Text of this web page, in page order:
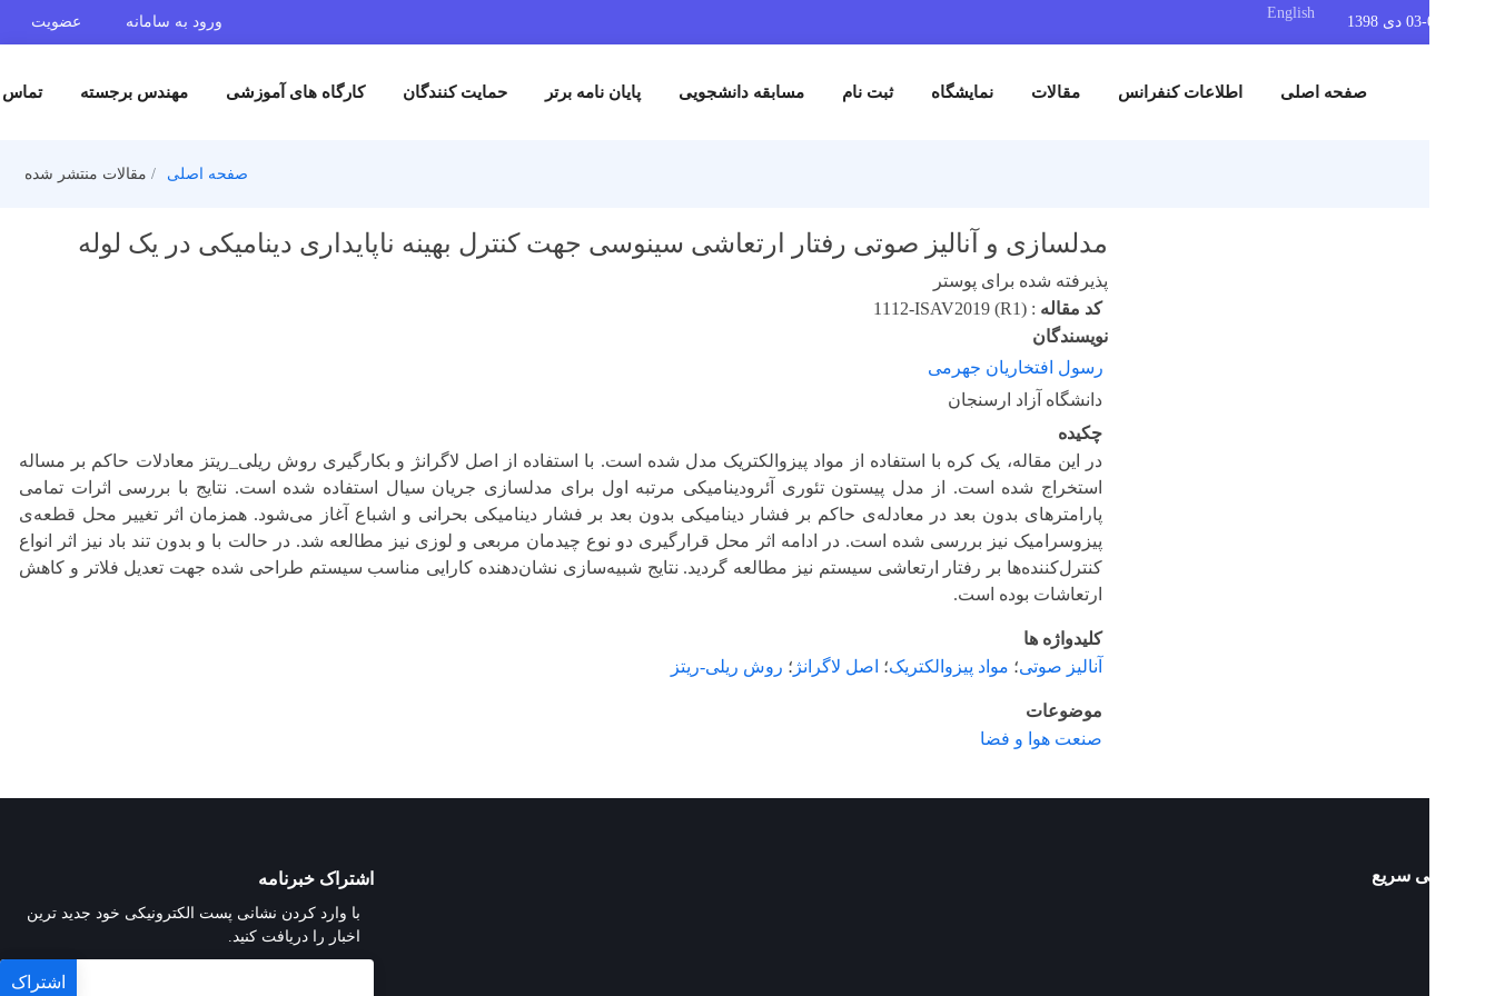
English
ورود به سامانه عضویت
صفحه اصلی اطلاعات کنفرانس مقالات نمایشگاه ثبت نام مسابقه دانشجویی پایان نامه برتر حمایت کنندگان کارگاه های آموزشی مهندس برجسته تماس با ما
صفحه اصلی مقالات منتشر شده
مدلسازی و آنالیز صوتی رفتار ارتعاشی سینوسی جهت کنترل بهینه ناپایداری دینامیکی در یک لوله
پذیرفته شده برای پوستر
:
1112-ISAV2019 (R1)
نویسندگان
رسول افتخاریان جهرمی
دانشگاه آزاد ارسنجان
در این مقاله، یک کره با استفاده از مواد پیزوالکتریک مدل شده است. با استفاده از اصل لاگرانژ و بکارگیری روش ریلی_ریتز معادلات حاکم بر مساله
استخراج شده است. از مدل پیستون تئوری آئرودینامیکی مرتبه اول برای مدلسازی جریان سیال استفاده شده است. نتایج با بررسی اثرات تمامی
پارامترهای بدون بعد در معادله‌ی حاکم بر فشار دینامیکی بدون بعد بر فشار دینامیکی بحرانی و اشباع آغاز می‌شود. همزمان اثر تغییر محل قطعه‌ی
پیزوسرامیک نیز بررسی شده است. در ادامه اثر محل قرارگیری دو نوع چیدمان مربعی و لوزی نیز مطالعه شد. در حالت با و بدون تند باد نیز اثر انواع
کنترل‌کننده‌ها بر رفتار ارتعاشی سیستم نیز مطالعه گردید. نتایج شبیه‌سازی نشان‌دهنده کارایی مناسب سیستم طراحی شده جهت تعدیل فلاتر و کاهش
ارتعاشات بوده است.
کلیدواژه ها
آنالیز صوتی؛مواد پیزوالکتریک ؛ اصل لاگرانژ؛ روش ریلی-ریتز
موضوعات
صنعت هوا و فضا
اشتراک خبرنامه
با وارد کردن نشانی پست الکترونیکی خود جدید ترین
اخبار را دریافت کنید.